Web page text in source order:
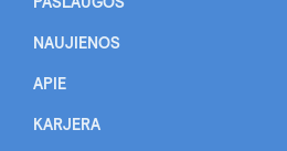
NAUJIENOS
APIE
KARJERA